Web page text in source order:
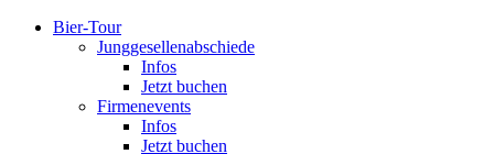
Bier-Tour
Jung­ge­sel­len­ab­schiede
Infos
Jetzt buchen
Fir­men­events
Infos
Jetzt buchen